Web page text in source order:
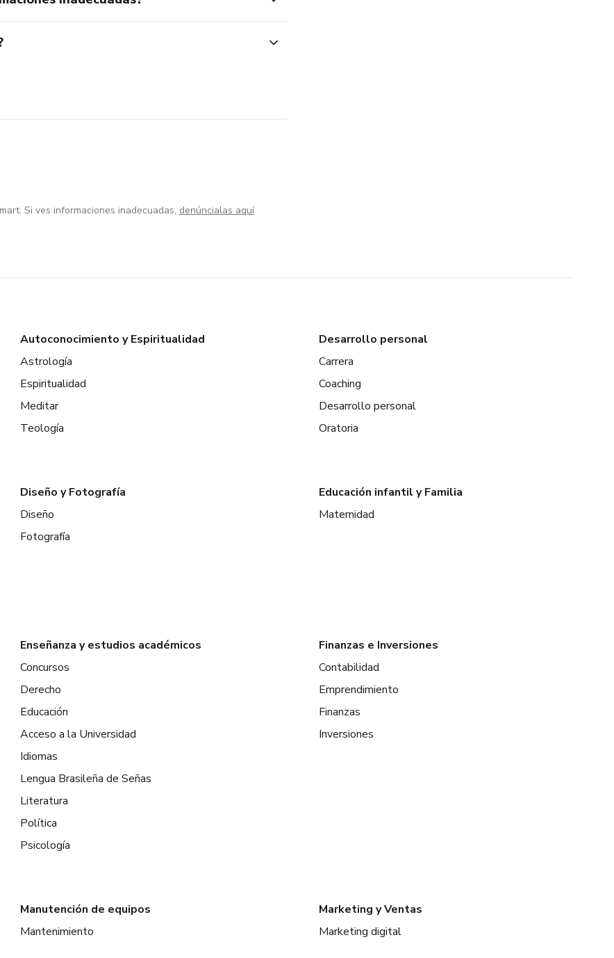
Si ves informaciones inadecuadas, denúncialas aquí
Autoconocimiento y Espiritualidad
Astrología
Espiritualidad
Meditar
Teología
Desarrollo personal
Carrera
Coaching
Desarrollo personal
Oratoria
Diseño y Fotografía
Diseño
Fotografía
Educación infantil y Familia
Maternidad
Enseñanza y estudios académicos
Concursos
Derecho
Educación
Acceso a la Universidad
Idiomas
Lengua Brasileña de Señas
Literatura
Política
Psicología
Finanzas e Inversiones
Contabilidad
Emprendimiento
Finanzas
Inversiones
Manutención de equipos
Mantenimiento
Marketing y Ventas
Marketing digital